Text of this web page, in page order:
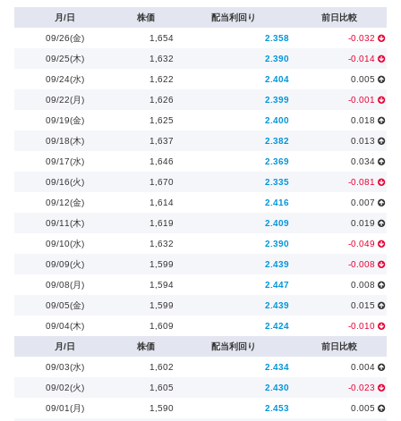
月/日 株価 配当利回り 前日比較
09/26(金) 1,654 2.358 -0.032
09/25(木) 1,632 2.390 -0.014
09/24(水) 1,622 2.404 0.005
09/22(月) 1,626 2.399 -0.001
09/19(金) 1,625 2.400 0.018
09/18(木) 1,637 2.382 0.013
09/17(水) 1,646 2.369 0.034
09/16(火) 1,670 2.335 -0.081
09/12(金) 1,614 2.416 0.007
09/11(木) 1,619 2.409 0.019
09/10(水) 1,632 2.390 -0.049
09/09(火) 1,599 2.439 -0.008
09/08(月) 1,594 2.447 0.008
09/05(金) 1,599 2.439 0.015
09/04(木) 1,609 2.424 -0.010
月/日 株価 配当利回り 前日比較
09/03(水) 1,602 2.434 0.004
09/02(火) 1,605 2.430 -0.023
09/01(月) 1,590 2.453 0.005